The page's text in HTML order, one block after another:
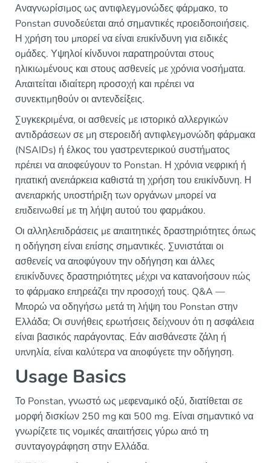
Αναγνωρίσιμος ως αντιφλεγμονώδες φάρμακο, το
Ponstan συνοδεύεται από σημαντικές προειδοποιήσεις.
Η χρήση του μπορεί να είναι επικίνδυνη για ειδικές
ομάδες. Υψηλοί κίνδυνοι παρατηρούνται στους
ηλικιωμένους και στους ασθενείς με χρόνια νοσήματα.
Απαιτείται ιδιαίτερη προσοχή και πρέπει να
συνεκτιμηθούν οι αντενδείξεις.
Συγκεκριμένα, οι ασθενείς με ιστορικό αλλεργικών
αντιδράσεων σε μη στεροειδή αντιφλεγμονώδη φάρμακα
(NSAIDs) ή έλκος του γαστρεντερικού συστήματος
πρέπει να αποφεύγουν το Ponstan. Η χρόνια νεφρική ή
ηπατική ανεπάρκεια καθιστά τη χρήση του επικίνδυνη. Η
ανεπαρκής υποστήριξη των οργάνων μπορεί να
επιδεινωθεί με τη λήψη αυτού του φαρμάκου.
Οι αλληλεπιδράσεις με απαιτητικές δραστηριότητες όπως
η οδήγηση είναι επίσης σημαντικές. Συνιστάται οι
ασθενείς να αποφύγουν την οδήγηση και άλλες
επικίνδυνες δραστηριότητες μέχρι να κατανοήσουν πώς
το φάρμακο επηρεάζει την προσοχή τους. Q&A —
Μπορώ να οδηγήσω μετά τη λήψη του Ponstan στην
Ελλάδα; Οι συνήθεις ερωτήσεις δείχνουν ότι η ασφάλεια
είναι βασικός παράγοντας. Εάν αισθάνεστε ζάλη ή
υπνηλία, είναι καλύτερα να αποφύγετε την οδήγηση.
Usage Basics
Το Ponstan, γνωστό ως μεφεναμικό οξύ, διατίθεται σε
μορφή δισκίων 250 mg και 500 mg. Είναι σημαντικό να
γνωρίζετε τις νομικές απαιτήσεις γύρω από τη
συνταγογράφηση στην Ελλάδα.